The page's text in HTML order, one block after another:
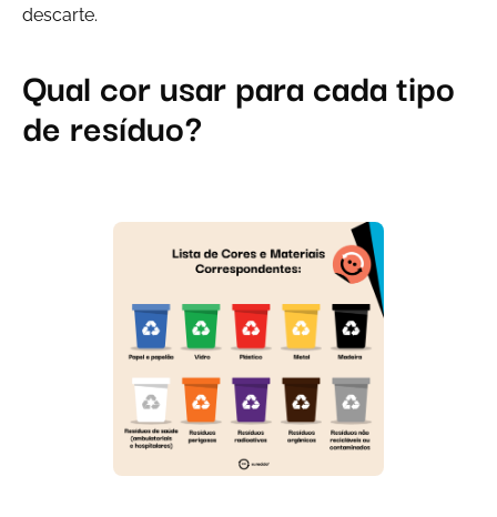
descarte.
Qual cor usar para cada tipo
de resíduo?